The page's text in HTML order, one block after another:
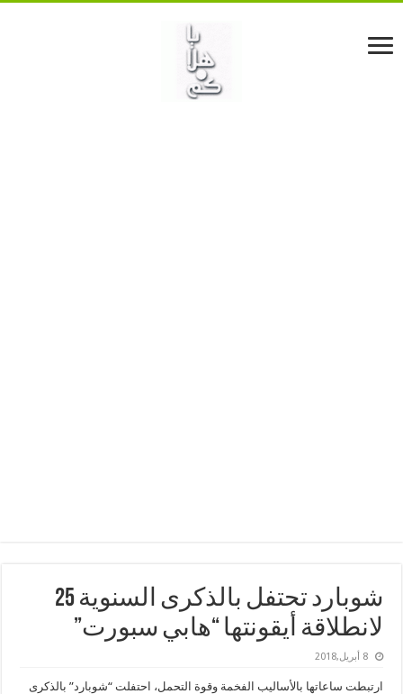
شوبارد تحتفل بالذكرى السنوية 25
لانطلاقة أيقونتها “هابي سبورت”
8 أبريل,2018
ارتبطت ساعاتها بالأساليب الفخمة وقوة التحمل، احتفلت “شوبارد” بالذكرى